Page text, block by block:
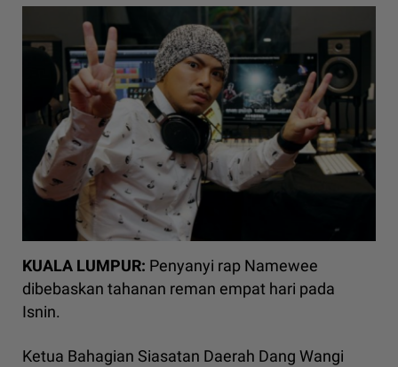
KUALA LUMPUR: Penyanyi rap Namewee
dibebaskan tahanan reman empat hari pada
Isnin.
Ketua Bahagian Siasatan Daerah Dang Wangi